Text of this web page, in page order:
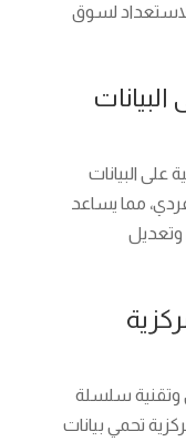
لسوق
على البيانات
مما يساعد
وتعديل
وتقنية سلسلة
تحمي بيانات